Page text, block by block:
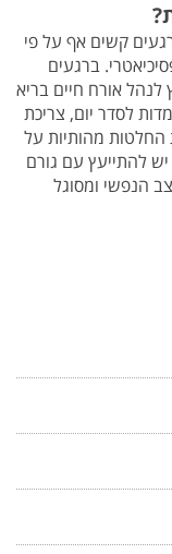
קשים אף על פי
ברגעים
אורח חיים בריא
לסדר יום, צריכת
החלטות מהותיות על
להתייעץ עם גורם
הנפשי ומסוגל